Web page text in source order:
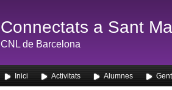
Connectats a Sant
CNL de Barcelona
Inici Activitats Alumnes